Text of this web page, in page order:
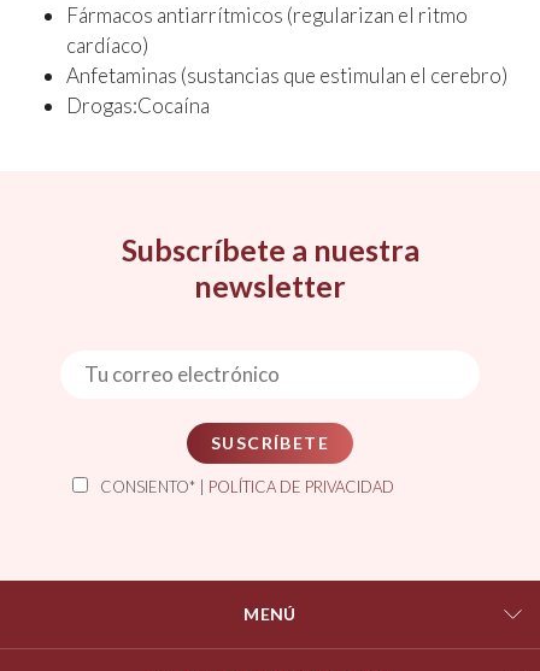
Fármacos antiarrítmicos (regularizan el ritmo
cardíaco)
Anfetaminas (sustancias que estimulan el cerebro)
Drogas:Cocaína
Subscríbete a nuestra
newsletter
SUSCRÍBETE
CONSIENTO* | POLÍTICA DE PRIVACIDAD
MENÚ